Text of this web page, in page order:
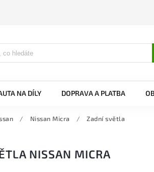
NA DÍLY DOPRAVA A PLATBA
/ Nissan Micra / Zadní světla
NISSAN MICRA